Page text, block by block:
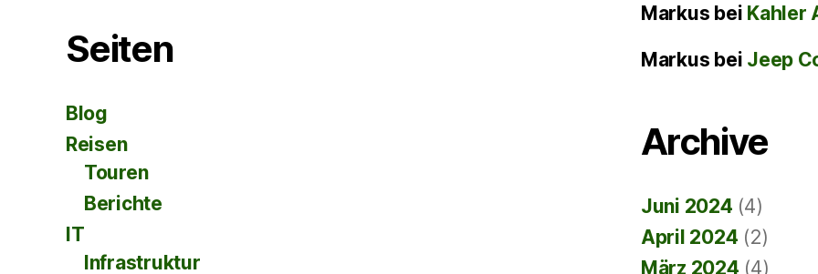
Seiten
Blog
Reisen
Touren
Berichte
IT
Infrastruktur
Markus bei Kahler
Markus bei Jeep
Archive
Juni 2024 (4)
April 2024 (2)
März 2024 (4)